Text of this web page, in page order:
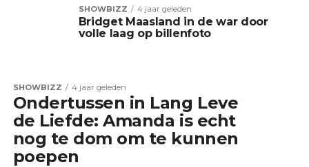
SHOWBIZZ 4 jaar geleden
Bridget Maasland in de war door
volle laag op billenfoto
SHOWBIZZ 4 jaar geleden
Ondertussen in Lang Leve
de Liefde: Amanda is echt
nog te dom om te kunnen
poepen